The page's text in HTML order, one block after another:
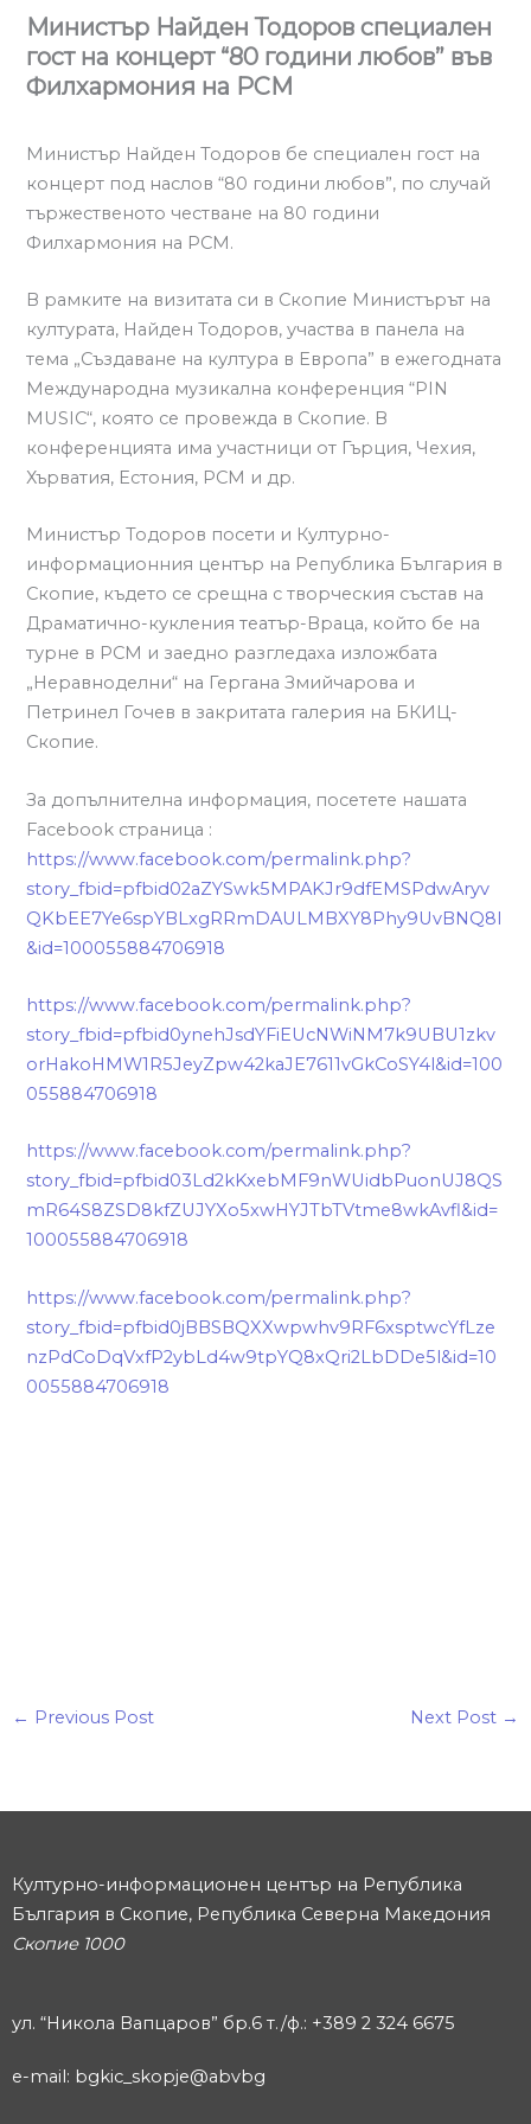
Министър Найден Тодоров специален
гост на концерт “80 години любов” във
Филхармония на РСМ
Министър Найден Тодоров бе специален гост на
концерт под наслов “80 години любов”, по случай
тържественото честване на 80 години
Филхармония на РСМ.
В рамките на визитата си в Скопие Министърът на
културата, Найден Тодоров, участва в панела на
тема „Създаване на култура в Европа” в ежегодната
Международна музикална конференция “PIN
MUSIC“, която се провежда в Скопие. В
конференцията има участници от Гърция, Чехия,
Хърватия, Естония, РСМ и др.
Министър Тодоров посети и Културно-
информационния център на Република България в
Скопие, където се срещна с творческия състав на
Драматично-кукления театър-Враца, който бе на
турне в РСМ и заедно разгледаха изложбата
„Неравноделни“ на Гергана Змийчарова и
Петринел Гочев в закритата галерия на БКИЦ-
Скопие.
За допълнителна информация, посетете нашата
Facebook страница :
https://www.facebook.com/permalink.php?
story_fbid=pfbid02aZYSwk5MPAKJr9dfEMSPdwAryv
QKbEE7Ye6spYBLxgRRmDAULMBXY8Phy9UvBNQ8l
&id=100055884706918
https://www.facebook.com/permalink.php?
story_fbid=pfbid0ynehJsdYFiEUcNWiNM7k9UBU1zkv
orHakoHMW1R5JeyZpw42kaJE7611vGkCoSY4l&id=100
055884706918
https://www.facebook.com/permalink.php?
story_fbid=pfbid03Ld2kKxebMF9nWUidbPuonUJ8QS
mR64S8ZSD8kfZUJYXo5xwHYJTbTVtme8wkAvfl&id=
100055884706918
https://www.facebook.com/permalink.php?
story_fbid=pfbid0jBBSBQXXwpwhv9RF6xsptwcYfLze
nzPdCoDqVxfP2ybLd4w9tpYQ8xQri2LbDDe5l&id=10
0055884706918
← Previous Post Next Post →
Културно-информационен център на Република
България в Скопие, Република Северна Македония
Скопие 1000
ул. “Никола Вапцаров” бр.6 т./ф.: +389 2 324 6675
e-mail: bgkic_skopje@abvbg